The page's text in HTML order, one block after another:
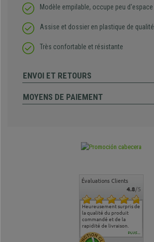
Modèle empilable, occupe peu d'espace
Assise et dossier en plastique de qualité
Très confortable et résistante
ENVOI ET RETOURS
MOYENS DE PAIEMENT
Évaluations Clients
4.8/5
Heureusement surpris de
la qualité du produit
commandé et de la
rapidité de livraison.
PLUS...